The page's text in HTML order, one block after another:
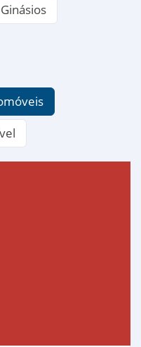
Ginásios
Albufeira